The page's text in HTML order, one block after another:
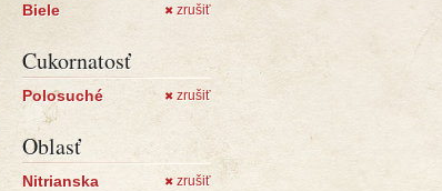
Biele ✖ zrušiť
Cukornatosť
Polosuché ✖ zrušiť
Oblasť
Nitrianska ✖ zrušiť